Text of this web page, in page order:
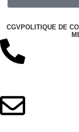
CGVPOLITIQUE DE